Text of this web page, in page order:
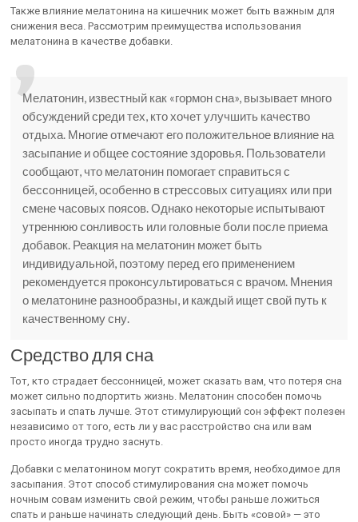
Также влияние мелатонина на кишечник может быть важным для
снижения веса. Рассмотрим преимущества использования
мелатонина в качестве добавки.
Мелатонин, известный как «гормон сна», вызывает много
обсуждений среди тех, кто хочет улучшить качество
отдыха. Многие отмечают его положительное влияние на
засыпание и общее состояние здоровья. Пользователи
сообщают, что мелатонин помогает справиться с
бессонницей, особенно в стрессовых ситуациях или при
смене часовых поясов. Однако некоторые испытывают
утреннюю сонливость или головные боли после приема
добавок. Реакция на мелатонин может быть
индивидуальной, поэтому перед его применением
рекомендуется проконсультироваться с врачом. Мнения
о мелатонине разнообразны, и каждый ищет свой путь к
качественному сну.
Средство для сна
Тот, кто страдает бессонницей, может сказать вам, что потеря сна
может сильно подпортить жизнь. Мелатонин способен помочь
засыпать и спать лучше. Этот стимулирующий сон эффект полезен
независимо от того, есть ли у вас расстройство сна или вам
просто иногда трудно заснуть.
Добавки с мелатонином могут сократить время, необходимое для
засыпания. Этот способ стимулирования сна может помочь
ночным совам изменить свой режим, чтобы раньше ложиться
спать и раньше начинать следующий день. Быть «совой» — это